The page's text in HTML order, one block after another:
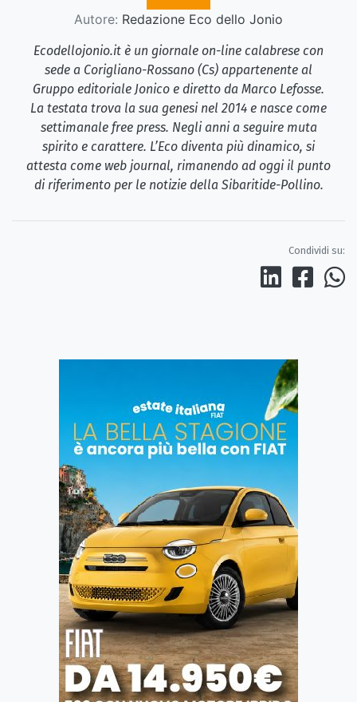
Autore: Redazione Eco dello Jonio
Ecodellojonio.it è un giornale on-line calabrese con
sede a Corigliano-Rossano (Cs) appartenente al
Gruppo editoriale Jonico e diretto da Marco Lefosse.
La testata trova la sua genesi nel 2014 e nasce come
settimanale free press. Negli anni a seguire muta
spirito e carattere. L’Eco diventa più dinamico, si
attesta come web journal, rimanendo ad oggi il punto
di riferimento per le notizie della Sibaritide-Pollino.
Condividi su: